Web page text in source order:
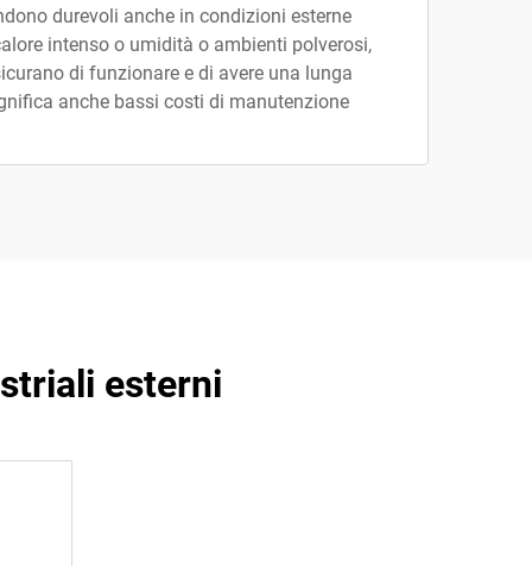
durevoli anche in condizioni esterne
intenso o umidità o ambienti polverosi,
di funzionare e di avere una lunga
anche bassi costi di manutenzione
esterni